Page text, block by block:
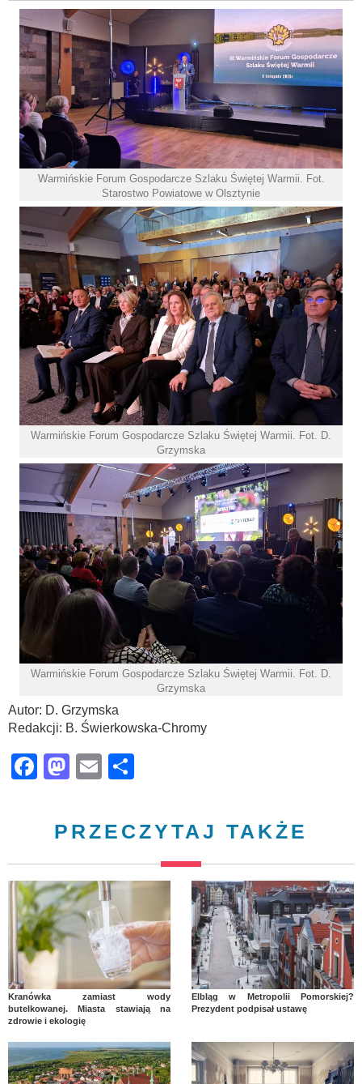
Warmińskie Forum Gospodarcze Szlaku Świętej Warmii. Fot.
Starostwo Powiatowe w Olsztynie
Warmińskie Forum Gospodarcze Szlaku Świętej Warmii. Fot. D.
Grzymska
Warmińskie Forum Gospodarcze Szlaku Świętej Warmii. Fot. D.
Grzymska
Autor: D. Grzymska
Redakcji: B. Świerkowska-Chromy
Facebook
Mastodon
Email
PRZECZYTAJ TAKŻE
Kranówka zamiast wody
butelkowanej. Miasta stawiają na
zdrowie i ekologię
Elbląg w Metropolii Pomorskiej?
Prezydent podpisał ustawę